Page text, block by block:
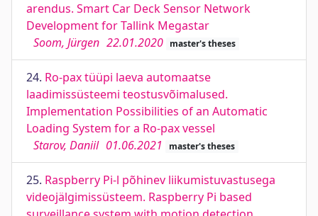
arendus. Smart Car Deck Sensor Network
Development for Tallink Megastar
Soom, Jürgen 22.01.2020 master's theses
24. Ro-pax tüüpi laeva automaatse
laadimissüsteemi teostusvõimalused.
Implementation Possibilities of an Automatic
Loading System for a Ro-pax vessel
Starov, Daniil 01.06.2021 master's theses
25. Raspberry Pi-l põhinev liikumistuvastusega
videojälgimissüsteem. Raspberry Pi based